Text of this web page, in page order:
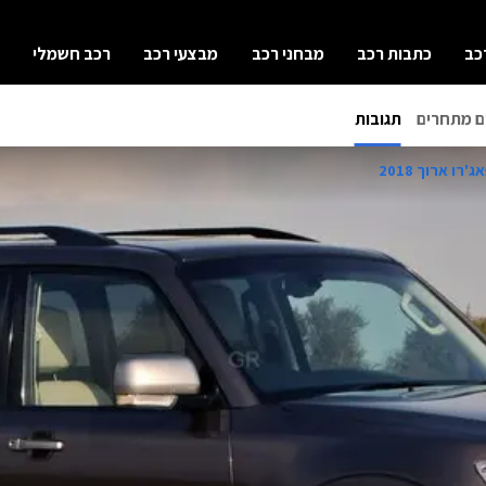
כתבות רכב מבחני רכב מבצעי רכב רכב חשמלי
מתחרים תגובות
ארוך 2018